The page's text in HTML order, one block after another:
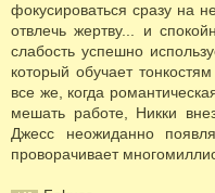
фокусироваться сразу на
отвлечь жертву... и
слабость успешно
который обучает
все же, когда
мешать работе, Никки
Джесс неожиданно
проворачивает